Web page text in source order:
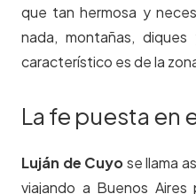
que tan hermosa y
nada, montañas,
característico es de la
La fe puesta en
Luján de Cuyose llama
viajando a Buenos